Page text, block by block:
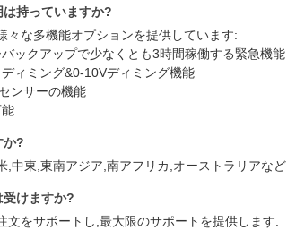
持っていますか?
々な多機能オプションを提供しています:
ックアップで少なくとも3時間稼働する緊急機能
ィミング&0-10Vディミング機能
ンサーの機能
か?
,中東,東南アジア,南アフリカ,オーストラリアなど
けますか?
文をサポートし,最大限のサポートを提供します.